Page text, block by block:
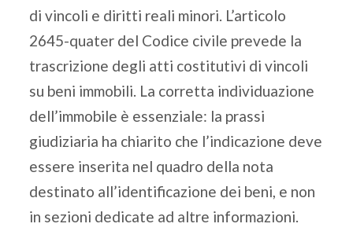
di vincoli e diritti reali minori. L’articolo
2645-quater del Codice civile prevede la
trascrizione degli atti costitutivi di vincoli
su beni immobili. La corretta individuazione
dell’immobile è essenziale: la prassi
giudiziaria ha chiarito che l’indicazione deve
essere inserita nel quadro della nota
destinato all’identificazione dei beni, e non
in sezioni dedicate ad altre informazioni.